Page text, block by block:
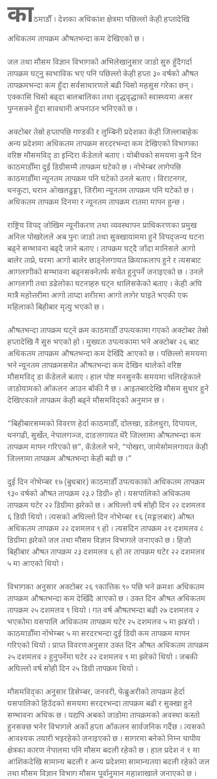
काठमाडौँ । देशका अधिकांश क्षेत्रमा पछिल्लो केही हप्तादेखि
अधिकतम तापक्रम औषतभन्दा कम देखिएको छ ।
जल तथा मौसम विज्ञान विभागको अभिलेखानुसार जाडो सुरु हुँदैगर्दा
तापक्रम घट्नु स्वभाविक भए पनि पछिल्लो केही हप्ता ३० वर्षको औषत
तापक्रमभन्दा कम हुँदा सर्वसाधारणले बढी चिसो महसुस गरेका छन् ।
एक्कासि चिसो बढ्दा बालबालिका तथा वृद्धवृद्धाको स्वास्थ्यमा असर
पुग्नसक्ने हुँदा सावधानी अपनाउन भनिएको छ ।
अक्टोबर तेस्रो हप्तापछि गण्डकी र लुम्बिनी प्रदेशका केही जिल्लाबाहेक
अन्य प्रदेशमा अधिकतम तापक्रम सरदरभन्दा कम देखिएको विभागका
वरिष्ठ मौसमविद् डा इन्दिरा कँडेलले बताए । योबीचको समयमा कुनै दिन
काठमाडौँमा दुई डिग्रीसम्मै तापक्रम घटेको छ । नोभेम्बर लागेपछि
काठमाडौँमा न्यूनतम तापक्रम पनि घटेको उनले बताए । विराटनगर,
धनकुटा, धरान ओखलढुङ्गा, जिरीमा न्यूनतम तापक्रम पनि घटेको छ ।
अधिकतम तापक्रम दिनमा र न्यूनतम तापक्रम रातमा मापन हुन्छ ।
राष्ट्रिय विपद् जोखिम न्यूनीकरण तथा व्यवस्थापन प्राधिकरणका प्रमुख
अनिल पोखरेलले अब पुनः जाडो तथा सुक्खायाममा हुने विपद्जन्य घटना
बढ्ने सम्भावना बढ्दै जाने बताए । तापक्रम घट्दै जाँदा मानिसले आगो
बालेर ताप्ने, घरमा आगो बालेर छाड्नेलगायत क्रियाकलाप हुने र त्यसबाट
आगलागीको सम्भावना बढ्नसक्नेतर्फ सचेत हुनुपर्ने जनाइएको छ । उनले
आगलागी तथा डढेलोका घटनाहरु घट्न थालिसकेको बताए । केही अघि
मात्रै महोत्तरीमा आगो ताप्दा शरीरमा आगो लागेर घाइते भएकी एक
महिलाको बिहीबार मृत्यु भएको छ ।
औषतभन्दा तापक्रम घट्ने क्रम काठमाडौँ उपत्यकामा गएको अक्टोबर तेस्रो
हप्तादेखि नै सुरु भएको हो । मुख्यतः उपत्यकामा भने अक्टोबर २६ बाट
अधिकतम तापक्रम औषतभन्दा कम देखिँदै आएको छ । पछिल्लो समयमा
भने न्यूनतम तापक्रमसमेत औषतभन्दा कम देखिन थालेको वरिष्ठ
मौसमविद् डा कँडेलले बताए । हाल पोष्ट मनसुनकै समयमा चलिरहेकाले
जाडोयामको आँकलन आउन बाँकी नै छ । आइतबारदेखि मौसम सुधार हुने
देखिएकाले तापक्रम केही बढ्ने मौसमविद्को अनुमान छ ।
“बिहीबारसम्मको विवरण हेर्दा काठमाडौँ, दोलखा, डडेलधुरा, दिपायल,
धनगढी, सुर्खेत, नेपालगञ्ज, दाङलगायत धेरै जिल्लामा औषतभन्दा कम
तापक्रम मापन गरिएको छ”, कँडेलले भने, “पोखरा, जामेसोमलगायत केही
जिल्लामा तापक्रम औषतभन्दा केही बढी छ ।”
दुई दिन नोभेम्बर १७ (बुधबार) काठमाडौँ उपत्यकाको अधिकतम तापक्रम
९३० वर्षको औषत तापक्रम २३.२ डिग्री० हो । यसपालिको अधिकतम
तापक्रम घटेर २२ डिग्रीमा झरेको छ । अघिल्लो वर्ष सोही दिन २२ दशमलव
६ डिग्री थियो । त्यसको अघिल्लो दिन नोभेम्बर १६ (मङ्गलबार) औषत
अधिकतम तापक्रम २२ दशमलव ९ हो । त्यसदिन तापक्रम २१ दशमलव ८
डिग्रीमा झरेको जल तथा मौसम विज्ञान विभागले जनाएको छ । हिजो
बिहीबार औषत तापक्रम २३ दशमलव ६ हो तर तापक्रम घटेर २२ दशमलव
५ मा आएको थियो ।
विभागका अनुसार अक्टोबर २६ ९कात्तिक ९० पछि भने क्रमशः अधिकतम
तापक्रम औषतभन्दा कम देखिँदै आएको छ । उक्त दिन औषत अधिकतम
तापक्रम २५ दशमलव ९ थियो । गत वर्ष औषतभन्दा बढी २७ दशमलव २
भएकोमा यसपालि अधिकतम तापक्रम घटेर २५ दशमलव ५ मा झ¥यो ।
काठमाडौँमा नोभेम्बर ५ मा सरदरभन्दा दुई डिग्री कम तापक्रम मापन
गरिएको थियो । प्राप्त विवरणअनुसार उक्त दिन औषत अधिकतम तापक्रम
२५ दशमलव २ हुनुपर्नेमा घटेर २२ दशमलव ९ मा झरेको थियो । जबकी
अघिल्लो वर्ष सोही दिन २५ डिग्री तापक्रम थियो ।
मौसमविद्का अनुसार डिसेम्बर, जनवरी, फेब्रुअरीको तापक्रम हेर्दा
यसपालिको हिउँदको समयमा सरदरभन्दा तापक्रम बढी र सुक्खा हुने
सम्भावना अधिक छ । यद्यपि अबको जाडोमा तापक्रमको अवस्था कस्तो
हुनसक्छ भनेर विभागले अर्को हप्ता आँकलन सार्वजनिक गर्दैछ । त्यसको
आवश्यक तयारी भइरहेको जनाइएको छ । सागरमा बनेको निम्न चापीय
क्षेत्रका कारण नेपालमा पनि मौसम बदली रहेको छ । हाल प्रदेश नं १ मा
आंशिकदेखि सामान्य बदली र अन्य प्रदेशमा सामान्यतया बदली रहेको जल
तथा मौसम विज्ञान विभाग मौसम पूर्वानुमान महाशाखाले जनाएको छ ।